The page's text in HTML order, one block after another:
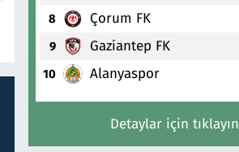
8 Çorum FK
9 Gaziantep FK
10 Alanyaspor
Detaylar için tıklayın